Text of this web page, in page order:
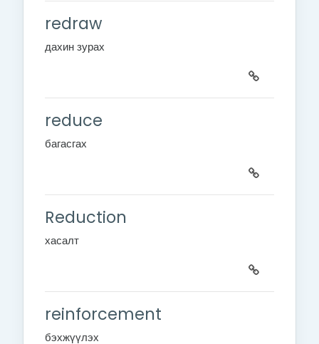
redraw
дахин зурах
reduce
багасгах
Reduction
хасалт
reinforcement
бэхжүүлэх